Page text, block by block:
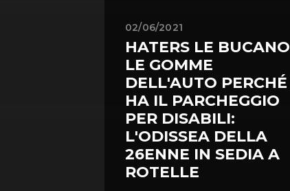
02/06/2021
HATERS LE BUCANO
LE GOMME
DELL'AUTO PERCHÉ
HA IL PARCHEGGIO
PER DISABILI:
L'ODISSEA DELLA
26ENNE IN SEDIA A
ROTELLE